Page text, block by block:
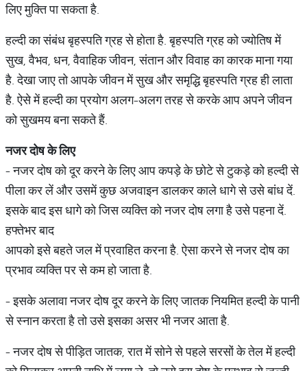
लिए मुक्ति पा सकता है.
हल्दी का संबंध बृहस्पति ग्रह से होता है. बृहस्पति ग्रह को ज्योतिष में
सुख, वैभव, धन, वैवाहिक जीवन, संतान और विवाह का कारक माना गया
है. देखा जाए तो आपके जीवन में सुख और समृद्धि बृहस्पति ग्रह ही लाता
है. ऐसे में हल्दी का प्रयोग अलग-अलग तरह से करके आप अपने जीवन
को सुखमय बना सकते हैं.
नजरदोषकेलिए
- नजर दोष को दूर करने के लिए आप कपड़े के छोटे से टुकड़े को हल्दी से
पीला कर लें और उसमें कुछ अजवाइन डालकर काले धागे से उसे बांध दें.
इसके बाद इस धागे को जिस व्यक्ति को नजर दोष लगा है उसे पहना दें.
हफ्तेभर बाद
आपको इसे बहते जल में प्रवाहित करना है. ऐसा करने से नजर दोष का
प्रभाव व्यक्ति पर से कम हो जाता है.
- इसके अलावा नजर दोष दूर करने के लिए जातक नियमित हल्दी के पानी
से स्नान करता है तो उसे इसका असर भी नजर आता है.
- नजर दोष से पीड़ित जातक, रात में सोने से पहले सरसों के तेल में हल्दी